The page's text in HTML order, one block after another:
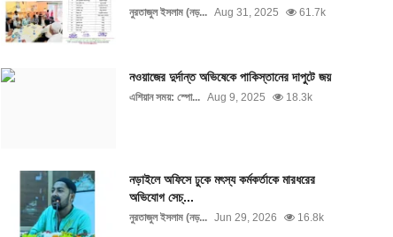
নুরতাজুল ইসলাম (নড়... Aug 31, 2025 61.7k
নওয়াজের দুর্দান্ত অভিষেকে পাকিস্তানের দাপুটে জয়
এশিয়ান সময়: স্পো... Aug 9, 2025 18.3k
নড়াইলে অফিসে ঢুকে মৎস্য কর্মকর্তাকে মারধরের
অভিযোগ সেচ্...
নুরতাজুল ইসলাম (নড়... Jun 29, 2026 16.8k